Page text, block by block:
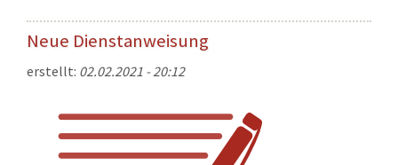
Neue Dienstanweisung
erstellt: 02.02.2021 - 20:12